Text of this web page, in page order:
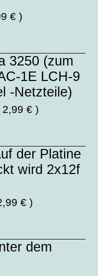
€ )
3250 (zum
1E LCH-9
-Netzteile)
€ )
der Platine
wird 2x12f
€ )
dem